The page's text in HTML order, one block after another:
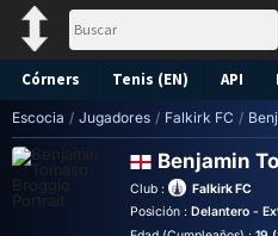
Córners Tenis (EN) API
Escocia / Jugadores / Falkirk FC /
Benjamin
Club :
Falkirk FC
Posición : Delantero -